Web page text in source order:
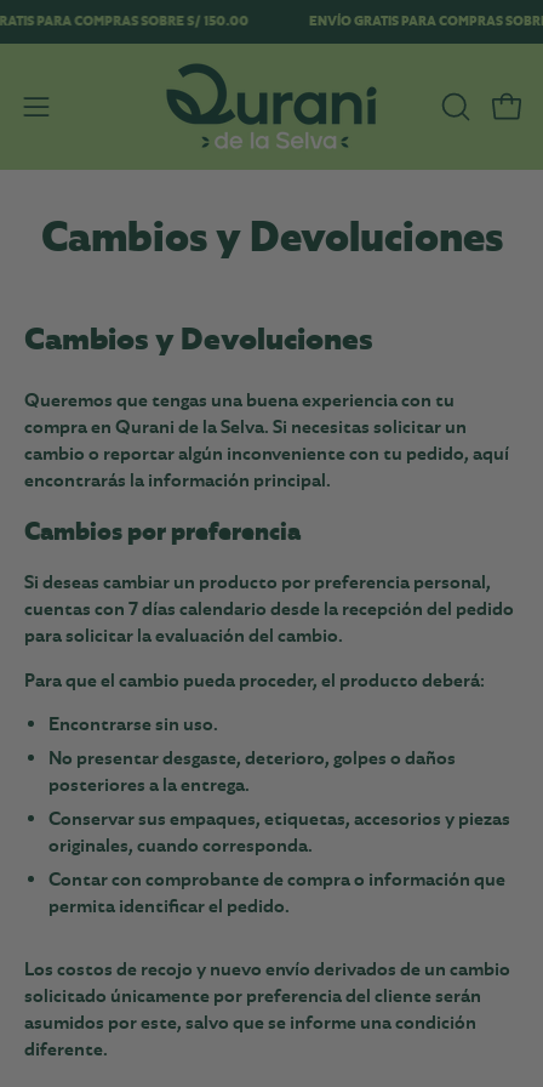
Saltar
al
GRATIS PARA COMPRAS SOBRE S/ 150.00 ENVÍO GRATIS PARA COMPRAS
Abrir
navegación
ABRIR
Cambios y Devoluciones
Cambios y Devoluciones
Queremos que tengas una buena experiencia con tu
compra en Qurani de la Selva. Si necesitas solicitar un
cambio o reportar algún inconveniente con tu pedido, aquí
encontrarás la información principal.
Cambios por preferencia
Si deseas cambiar un producto por preferencia personal,
cuentas con 7 días calendario desde la recepción del pedido
para solicitar la evaluación del cambio.
Para que el cambio pueda proceder, el producto deberá:
Encontrarse sin uso.
No presentar desgaste, deterioro, golpes o daños
posteriores a la entrega.
Conservar sus empaques, etiquetas, accesorios y piezas
originales, cuando corresponda.
Contar con comprobante de compra o información que
permita identificar el pedido.
Los costos de recojo y nuevo envío derivados de un cambio
solicitado únicamente por preferencia del cliente serán
asumidos por este, salvo que se informe una condición
diferente.